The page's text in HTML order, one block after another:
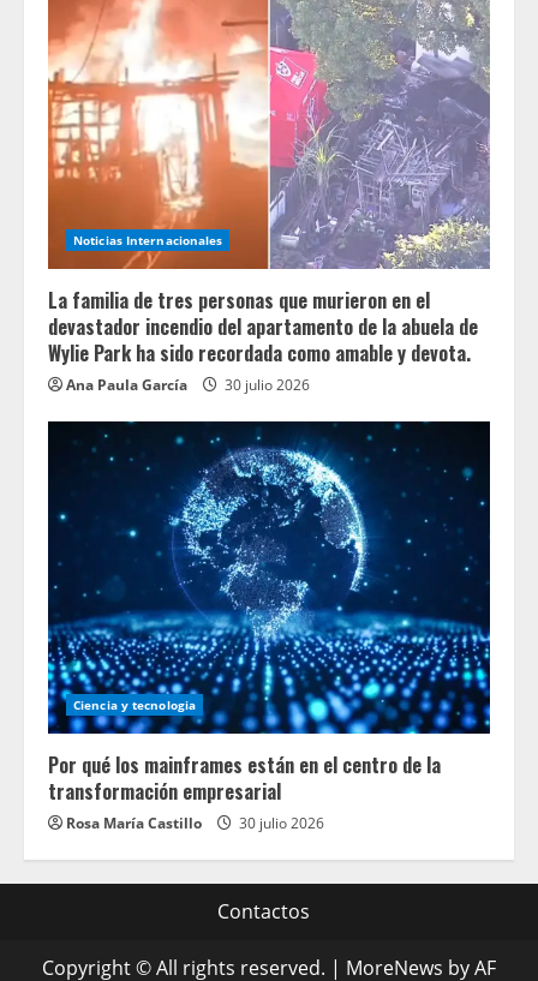
Noticias Internacionales
La familia de tres personas que murieron en el
devastador incendio del apartamento de la abuela de
Wylie Park ha sido recordada como amable y devota.
Ana Paula García 30 julio 2026
Ciencia y tecnologia
Por qué los mainframes están en el centro de la
transformación empresarial
Rosa María Castillo 30 julio 2026
Contactos
Copyright © All rights reserved. | MoreNews by AF